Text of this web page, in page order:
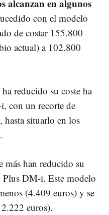
alcanzan en algunos
con el modelo
de costar 155.800
actual) a 102.800
reducido su coste ha
con un recorte de
situarlo en los
han reducido su
DM-i. Este modelo
(4.409 euros) y se
euros).